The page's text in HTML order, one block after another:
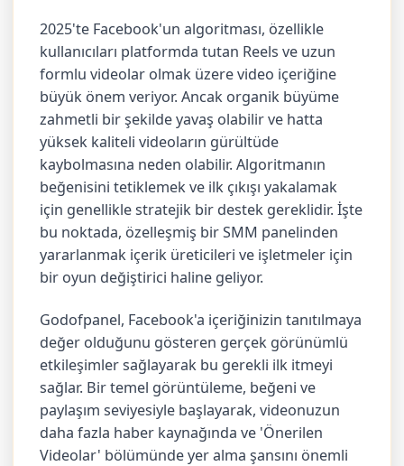
2025'te Facebook'un algoritması, özellikle
kullanıcıları platformda tutan Reels ve uzun
formlu videolar olmak üzere video içeriğine
büyük önem veriyor. Ancak organik büyüme
zahmetli bir şekilde yavaş olabilir ve hatta
yüksek kaliteli videoların gürültüde
kaybolmasına neden olabilir. Algoritmanın
beğenisini tetiklemek ve ilk çıkışı yakalamak
için genellikle stratejik bir destek gereklidir. İşte
bu noktada, özelleşmiş bir SMM panelinden
yararlanmak içerik üreticileri ve işletmeler için
bir oyun değiştirici haline geliyor.
Godofpanel, Facebook'a içeriğinizin tanıtılmaya
değer olduğunu gösteren gerçek görünümlü
etkileşimler sağlayarak bu gerekli ilk itmeyi
sağlar. Bir temel görüntüleme, beğeni ve
paylaşım seviyesiyle başlayarak, videonuzun
daha fazla haber kaynağında ve 'Önerilen
Videolar' bölümünde yer alma şansını önemli